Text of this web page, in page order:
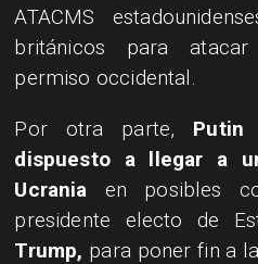
ATACMS
británicos para
permiso occidental.
Por otra parte, Putin
dispuesto a llegar a
Ucrania en posibles
presidente electo de
Trump, para poner fin a